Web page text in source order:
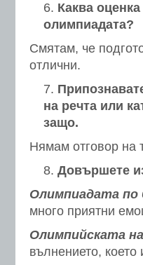
Каква
олимпиадата?
Смятам, че
отлични.
на речта или
защо.
Нямам отговор на
Довършете
Олимпиадата по
много приятни
Олимпийската
вълнението, което